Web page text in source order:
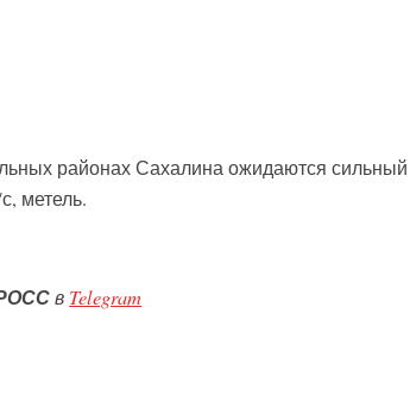
районах Сахалина ожидаются сильный
метель.
в Telegram